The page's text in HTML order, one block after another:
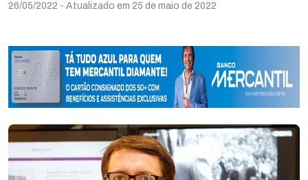
26/05/2022 - Atualizado em 25 de maio de 2022